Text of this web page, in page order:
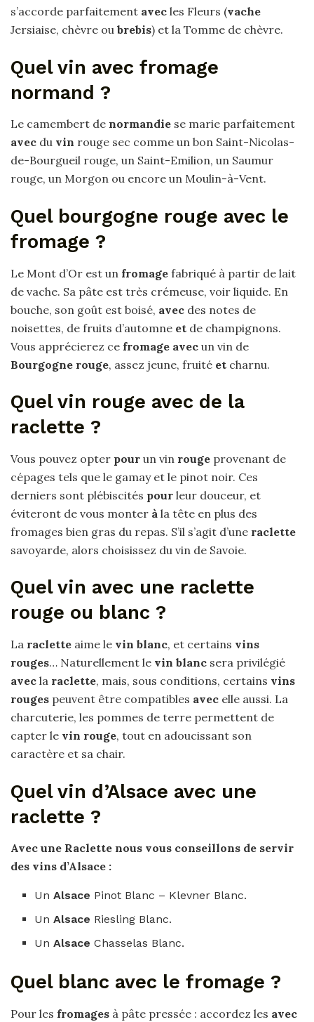
s’accorde parfaitement avec les Fleurs (vache
Jersiaise, chèvre ou brebis) et la Tomme de chèvre.
Quel vin avec fromage
normand ?
Le camembert de normandie se marie parfaitement
avec du vin rouge sec comme un bon Saint-Nicolas-
de-Bourgueil rouge, un Saint-Emilion, un Saumur
rouge, un Morgon ou encore un Moulin-à-Vent.
Quel bourgogne rouge avec le
fromage ?
Le Mont d’Or est un fromage fabriqué à partir de lait
de vache. Sa pâte est très crémeuse, voir liquide. En
bouche, son goût est boisé, avec des notes de
noisettes, de fruits d’automne et de champignons.
Vous apprécierez ce fromage avec un vin de
Bourgogne rouge, assez jeune, fruité et charnu.
Quel vin rouge avec de la
raclette ?
Vous pouvez opter pour un vin rouge provenant de
cépages tels que le gamay et le pinot noir. Ces
derniers sont plébiscités pour leur douceur, et
éviteront de vous monter à la tête en plus des
fromages bien gras du repas. S’il s’agit d’une raclette
savoyarde, alors choisissez du vin de Savoie.
Quel vin avec une raclette
rouge ou blanc ?
La raclette aime le vin blanc, et certains vins
rouges… Naturellement le vin blanc sera privilégié
avec la raclette, mais, sous conditions, certains vins
rouges peuvent être compatibles avec elle aussi. La
charcuterie, les pommes de terre permettent de
capter le vin rouge, tout en adoucissant son
caractère et sa chair.
Quel vin d’Alsace avec une
raclette ?
Avec une Raclette nous vous conseillons de servir
des vins d’Alsace :
UnAlsace Pinot Blanc – Klevner Blanc.
UnAlsace Riesling Blanc.
UnAlsaceChasselas Blanc.
Quel blanc avec le fromage ?
Pour les fromages à pâte pressée : accordez les avec